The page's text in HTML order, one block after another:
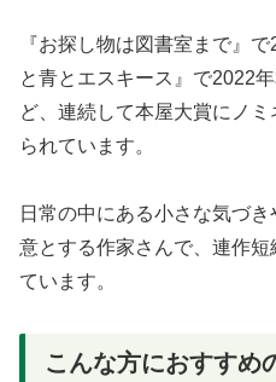
『お探し物は図書室まで』
と青とエスキース』で2022
ど、連続して本屋大賞にノ
られています。
日常の中にある小さな気づ
意とする作家さんで、連作
ています。
こんな方におすすめ